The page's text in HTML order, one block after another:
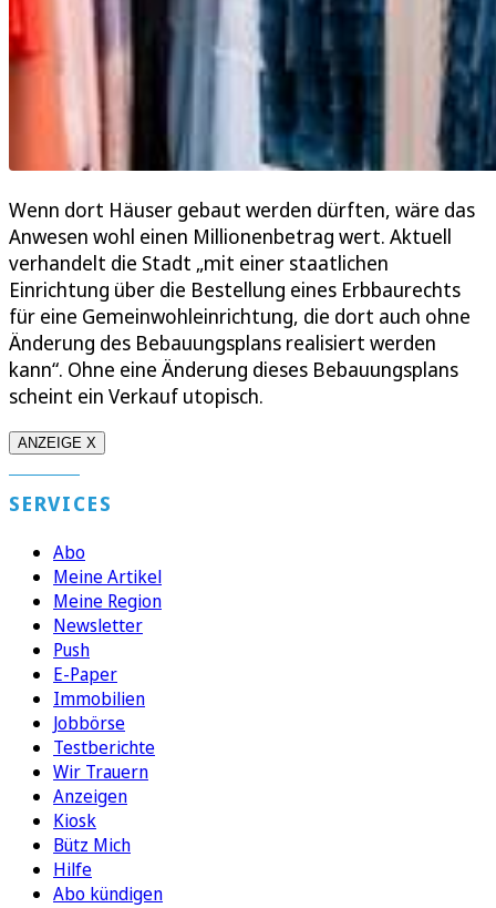
Wenn dort Häuser gebaut werden dürften, wäre das
Anwesen wohl einen Millionenbetrag wert. Aktuell
verhandelt die Stadt „mit einer staatlichen
Einrichtung über die Bestellung eines Erbbaurechts
für eine Gemeinwohleinrichtung, die dort auch ohne
Änderung des Bebauungsplans realisiert werden
kann“. Ohne eine Änderung dieses Bebauungsplans
scheint ein Verkauf utopisch.
ANZEIGE X
SERVICES
Abo
Meine Artikel
Meine Region
Newsletter
Push
E-Paper
Immobilien
Jobbörse
Testberichte
Wir Trauern
Anzeigen
Kiosk
Bütz Mich
Hilfe
Abo kündigen